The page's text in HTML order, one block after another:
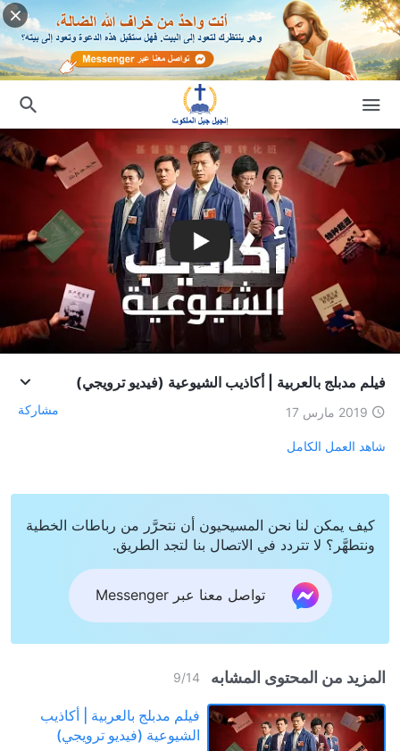
فيلم مدبلج بالعربية | أكاذيب الشيوعية (فيديو ترويجي)
2019 مارس 17 مشاركة
شاهد العمل الكامل
كيف يمكن لنا نحن المسيحيون أن نتحرَّر من رباطات الخطية
ونتطهَّر؟ لا تتردد في الاتصال بنا لتجد الطريق.
تواصل معنا عبر Messenger
المزيد من المحتوى المشابه 9/14
فيلم مدبلج بالعربية | أكاذيب
الشيوعية (فيديو ترويجي)